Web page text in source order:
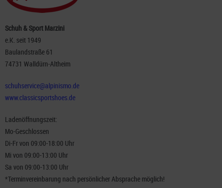
Schuh & Sport Marzini
e.K. seit 1949
Baulandstraße 61
74731 Walldürn-Altheim
schuhservice@alpinismo.de
www.classicsportshoes.de
Ladenöffnungszeit:
Mo-Geschlossen
Di-Fr von 09:00-18:00 Uhr
Mi von 09:00-13:00 Uhr
Sa von 09:00-13:00 Uhr
*Terminvereinbarung nach persönlicher Absprache möglich!